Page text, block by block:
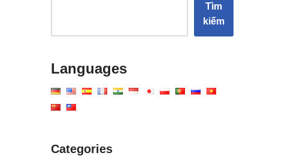
Tìm
kiếm
Languages
Categories